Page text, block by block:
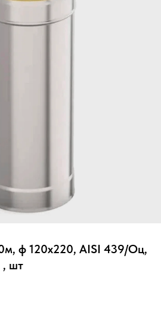
ф 120х220, AISI 439/Оц,
шт